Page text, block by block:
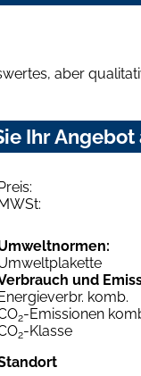
aber
Ihr Angebot
und
komb.
2-Emissionen
2-Klasse